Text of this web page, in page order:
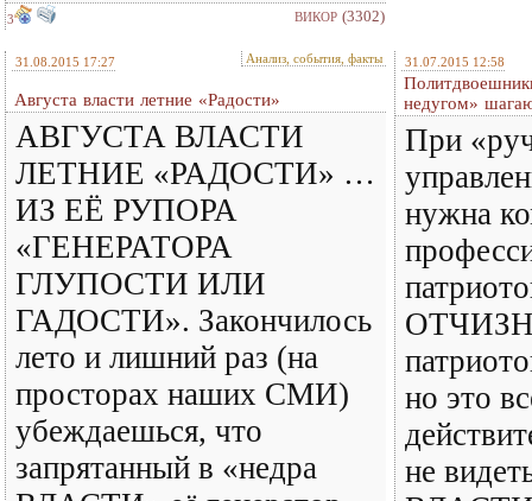
3 ВИКОР (3302)
31.08.2015 17:27 Анализ, события, факты
Августа власти летние «Радости»
АВГУСТА ВЛАСТИ
ЛЕТНИЕ «РАДОСТИ» …
ИЗ ЕЁ РУПОРА
«ГЕНЕРАТОРА
ГЛУПОСТИ ИЛИ
ГАДОСТИ». Закончилось
лето и лишний раз (на
просторах наших СМИ)
убеждаешься, что
запрятанный в «недра
31.07.2015 12:58
недугом»
При
нужна
но это
не